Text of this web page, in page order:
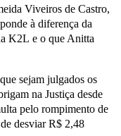
Viveiros de Castro,
à diferença da
K2L e o que Anitta
sejam julgados os
na Justiça desde
pelo rompimento de
desviar R$ 2,48